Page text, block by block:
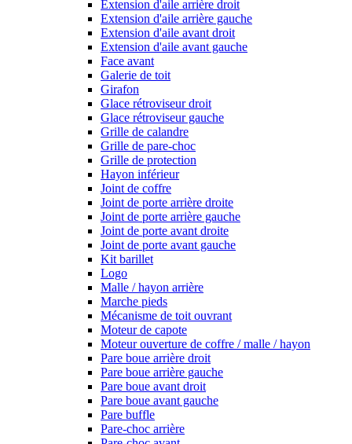
Extension d'aile arrière droit
Extension d'aile arrière gauche
Extension d'aile avant droit
Extension d'aile avant gauche
Face avant
Galerie de toit
Girafon
Glace rétroviseur droit
Glace rétroviseur gauche
Grille de calandre
Grille de pare-choc
Grille de protection
Hayon inférieur
Joint de coffre
Joint de porte arrière droite
Joint de porte arrière gauche
Joint de porte avant droite
Joint de porte avant gauche
Kit barillet
Logo
Malle / hayon arrière
Marche pieds
Mécanisme de toit ouvrant
Moteur de capote
Moteur ouverture de coffre / malle / hayon
Pare boue arrière droit
Pare boue arrière gauche
Pare boue avant droit
Pare boue avant gauche
Pare buffle
Pare-choc arrière